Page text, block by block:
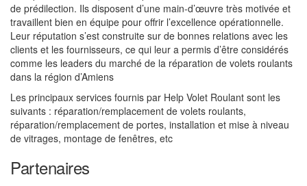
de prédilection. Ils disposent d’une main-d’œuvre très motivée et
travaillent bien en équipe pour offrir l’excellence opérationnelle.
Leur réputation s’est construite sur de bonnes relations avec les
clients et les fournisseurs, ce qui leur a permis d’être considérés
comme les leaders du marché de la réparation de volets roulants
dans la région d’Amiens
Les principaux services fournis par Help Volet Roulant sont les
suivants : réparation/remplacement de volets roulants,
réparation/remplacement de portes, installation et mise à niveau
de vitrages, montage de fenêtres, etc
Partenaires